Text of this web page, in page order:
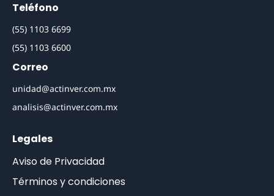
Teléfono
(55) 1103 6699
(55) 1103 6600
Correo
unidad@actinver.com.mx
analisis@actinver.com.mx
Legales
Aviso de Privacidad
Términos y condiciones